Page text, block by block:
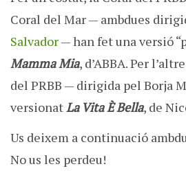
Coral del Mar — ambdues
Salvador— han fet una versió
Mamma Mia, d’ABBA. Per
del PRBB — dirigida pel Borja
versionatLa Vita È Bella, de
Us deixem a continuació
No us les perdeu!